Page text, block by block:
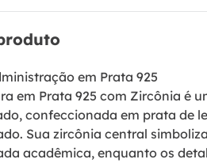
em Prata 925
em Prata 925 com Zircônia é
confeccionada em prata de
Sua zircônia central
acadêmica, enquanto os